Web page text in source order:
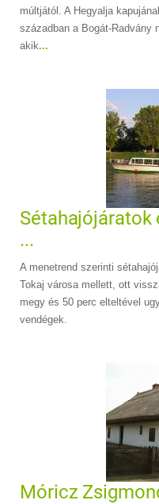
múltjától. A Hegyalja
században a Bogát-Radvány
akik...
Sétahajójáratok
...
A menetrend szerinti
Tokaj városa mellett, ott
megy és 50 perc elteltével
vendégek.
Móricz